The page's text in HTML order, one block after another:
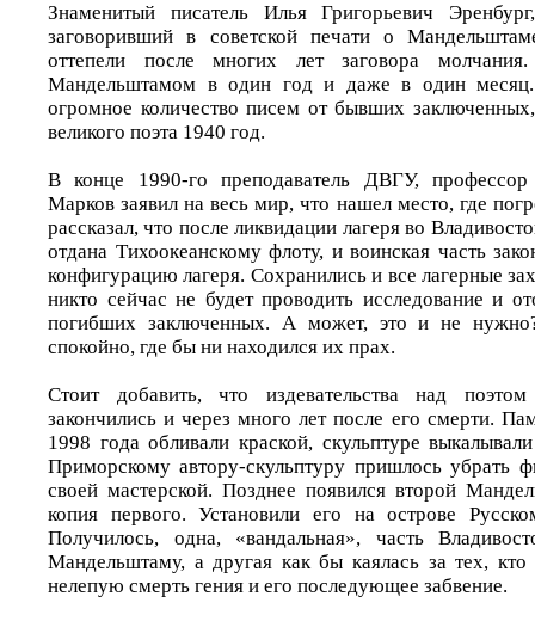
Знаменитый писатель Илья Григорьевич
заговоривший в советской печати о
оттепели после многих лет заговора
Мандельштамом в один год и даже в один месяц.
огромное количество писем от бывших
великого поэта 1940 год.
В конце 1990-го преподаватель ДВГУ,
Марков заявил на весь мир, что нашел место, где
рассказал, что после ликвидации лагеря во
отдана Тихоокеанскому флоту, и воинская часть
конфигурацию лагеря. Сохранились и все лагерные
никто сейчас не будет проводить исследование и
погибших заключенных. А может, это и не
спокойно, где бы ни находился их прах.
Стоит добавить, что издевательства над
закончились и через много лет после его смерти.
1998 года обливали краской, скульптуре
Приморскому автору-скульптуру пришлось убрать
своей мастерской. Позднее появился второй
копия первого. Установили его на острове
Получилось, одна, «вандальная», часть
Мандельштаму, а другая как бы каялась за тех,
нелепую смерть гения и его последующее забвение.